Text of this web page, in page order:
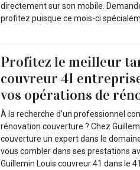
directement sur son mobile.
profitez puisque ce mois-ci
Profitez le meilleur
couvreur 41
vos opérations de
À la recherche d’un professionnel
rénovation couverture ? Chez
couverture un expert dans le
vous combler dans ses prestations
Guillemin Louis couvreur 41 dans le